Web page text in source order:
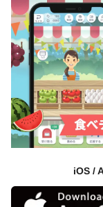
iOS /